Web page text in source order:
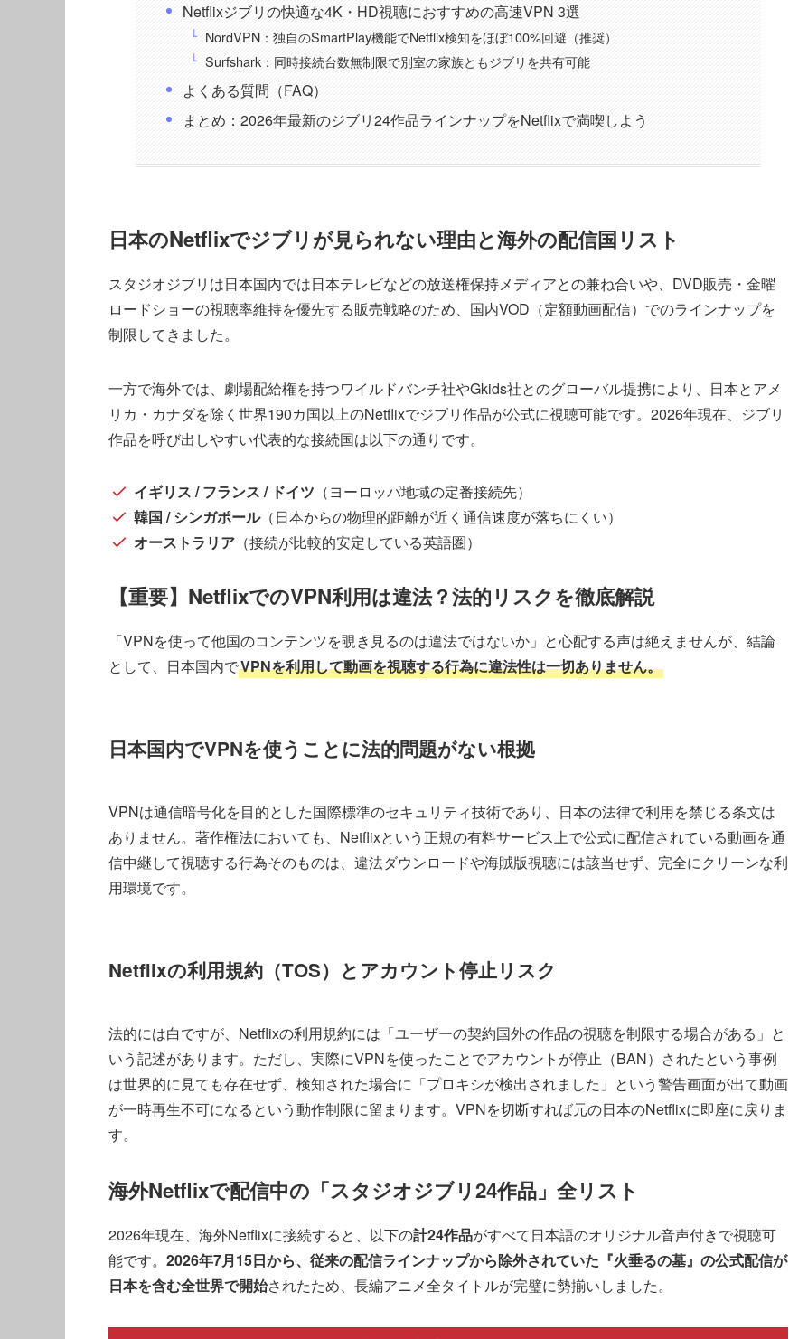
Netflixジブリの快適な4K・HD視聴におすすめの高速VPN 3選
NordVPN：独自のSmartPlay機能でNetflix検知をほぼ100%回避（推奨）
Surfshark：同時接続台数無制限で別室の家族ともジブリを共有可能
よくある質問（FAQ）
まとめ：2026年最新のジブリ24作品ラインナップをNetflixで満喫しよう
日本のNetflixでジブリが見られない理由と海外の配信国リスト
スタジオジブリは日本国内では日本テレビなどの放送権保持メディアとの兼ね合いや、DVD販売・金曜
ロードショーの視聴率維持を優先する販売戦略のため、国内VOD（定額動画配信）でのラインナップを
制限してきました。
一方で海外では、劇場配給権を持つワイルドバンチ社やGkids社とのグローバル提携により、日本とアメ
リカ・カナダを除く世界190カ国以上のNetflixでジブリ作品が公式に視聴可能です。2026年現在、ジブリ
作品を呼び出しやすい代表的な接続国は以下の通りです。
イギリス / フランス / ドイツ （ヨーロッパ地域の定番接続先）
韓国 / シンガポール（日本からの物理的距離が近く通信速度が落ちにくい）
オーストラリア （接続が比較的安定している英語圏）
【重要】NetflixでのVPN利用は違法？法的リスクを徹底解説
「VPNを使って他国のコンテンツを覗き見るのは違法ではないか」と心配する声は絶えませんが、結論
として、日本国内でVPNを利用して動画を視聴する行為に違法性は一切ありません。
日本国内でVPNを使うことに法的問題がない根拠
VPNは通信暗号化を目的とした国際標準のセキュリティ技術であり、日本の法律で利用を禁じる条文は
ありません。著作権法においても、Netflixという正規の有料サービス上で公式に配信されている動画を通
信中継して視聴する行為そのものは、違法ダウンロードや海賊版視聴には該当せず、完全にクリーンな利
用環境です。
Netflixの利用規約（TOS）とアカウント停止リスク
法的には白ですが、Netflixの利用規約には「ユーザーの契約国外の作品の視聴を制限する場合がある」と
いう記述があります。ただし、実際にVPNを使ったことでアカウントが停止（BAN）されたという事例
は世界的に見ても存在せず、検知された場合に「プロキシが検出されました」という警告画面が出て動画
が一時再生不可になるという動作制限に留まります。VPNを切断すれば元の日本のNetflixに即座に戻りま
す。
海外Netflixで配信中の「スタジオジブリ24作品」全リスト
2026年現在、海外Netflixに接続すると、以下の計24作品がすべて日本語のオリジナル音声付きで視聴可
能です。 2026年7月15日から、従来の配信ラインナップから除外されていた『火垂るの墓』の公式配信が
日本を含む全世界で開始されたため、長編アニメ全タイトルが完璧に勢揃いしました。